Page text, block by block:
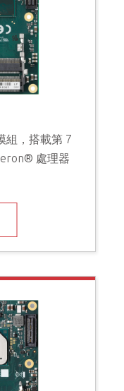
組，搭載第 7
處理器